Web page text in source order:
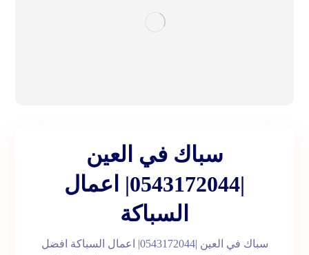
سباك في العين
|0543172044| اعمال
السباكة
سباك في العين |0543172044| اعمال السباكة افضل